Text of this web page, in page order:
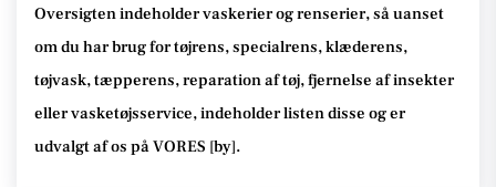
Oversigten indeholder vaskerier og renserier, så uanset
om du har brug for tøjrens, specialrens, klæderens,
tøjvask, tæpperens, reparation af tøj, fjernelse af insekter
eller vasketøjsservice, indeholder listen disse og er
udvalgt af os på VORES [by].